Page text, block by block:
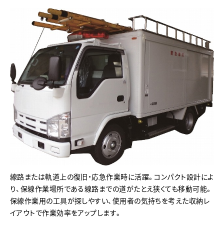
線路または軌道上の復旧・応急作業時に活躍。コンパクト設計によ
り、保線作業場所である線路までの道がたとえ狭くても移動可能。
保線作業用の工具が探しやすい、使用者の気持ちを考えた収納レ
イアウトで作業効率をアップします。